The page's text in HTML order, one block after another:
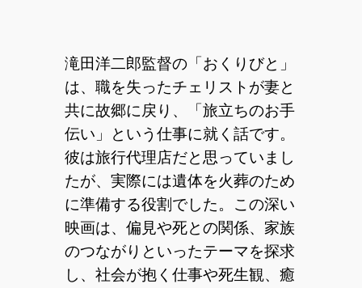
滝田洋二郎監督の「おくりびと」
は、職を失ったチェリストが妻と
共に故郷に戻り、「旅立ちのお手
伝い」という仕事に就く話です。
彼は旅行代理店だと思っていまし
たが、実際には遺体を火葬のため
に準備する役割でした。この深い
映画は、偏見や死との関係、家族
のつながりといったテーマを探求
し、社会が抱く仕事や死生観、癒